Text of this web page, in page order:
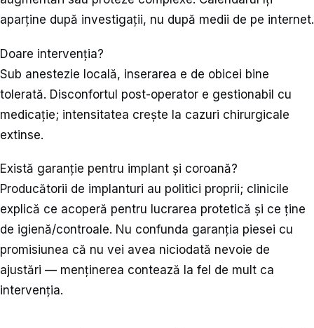
aparține după investigații, nu după medii de pe internet.
Doare intervenția?
Sub anestezie locală, inserarea e de obicei bine
tolerată. Disconfortul post-operator e gestionabil cu
medicație; intensitatea crește la cazuri chirurgicale
extinse.
Există garanție pentru implant și coroană?
Producătorii de implanturi au politici proprii; clinicile
explică ce acoperă pentru lucrarea protetică și ce ține
de igienă/controale. Nu confunda garanția piesei cu
promisiunea că nu vei avea niciodată nevoie de
ajustări — menținerea contează la fel de mult ca
intervenția.